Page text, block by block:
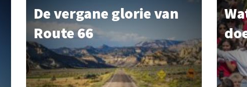
De vergane glorie van
Route 66